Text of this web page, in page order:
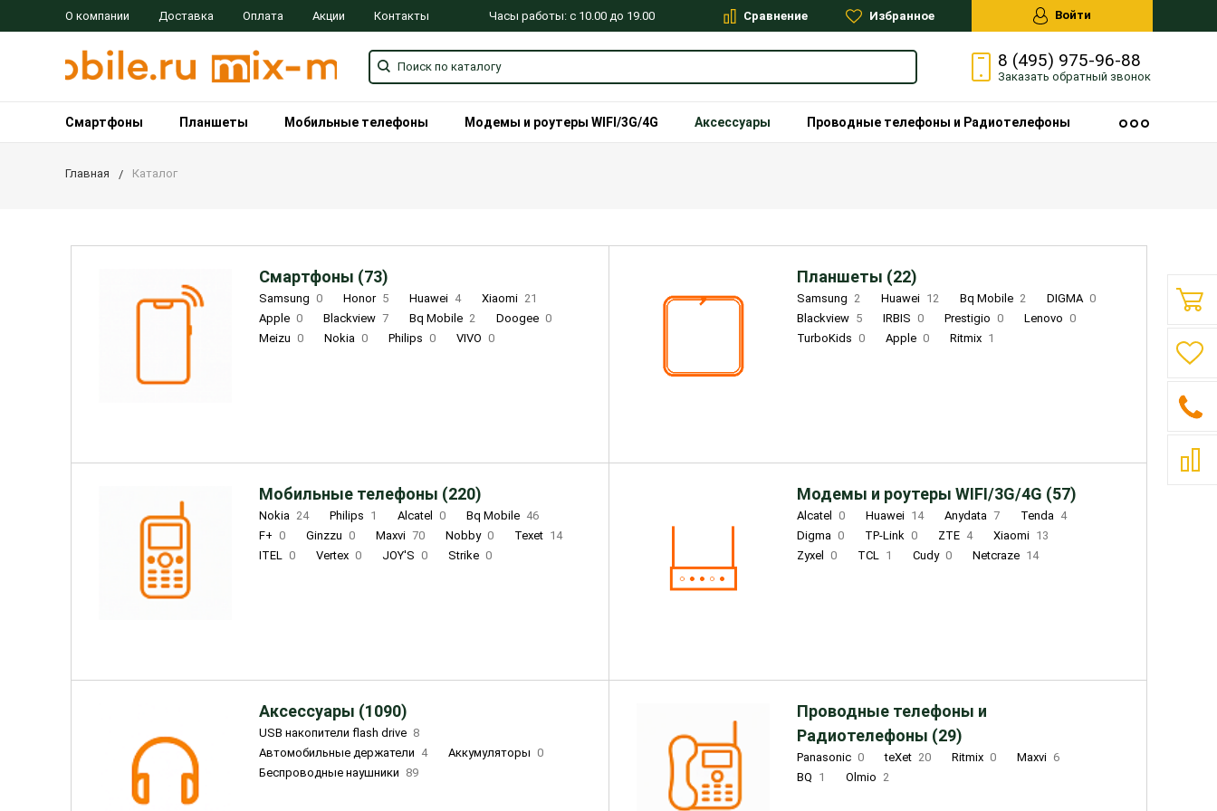
О компании Доставка Оплата Акции Контакты Часы работы: с 10.00 до 19.00 Сравнение Избранное Войти
8 (495) 975-96-88
Заказать обратный звонок
Смартфоны Планшеты Мобильные телефоны Модемы и роутеры WIFI/3G/4G Аксессуары Проводные телефоны и Радиотелефоны
Главная Каталог
Смартфоны (73)
Samsung 0 Honor 5 Huawei 4 Xiaomi 21
Apple 0 Blackview 7 Bq Mobile 2 Doogee 0
Meizu 0 Nokia 0 Philips 0 VIVO 0
Планшеты (22)
Samsung 2 Huawei 12 Bq Mobile 2 DIGMA 0
Blackview 5 IRBIS 0 Prestigio 0 Lenovo 0
TurboKids 0 Apple 0 Ritmix 1
Мобильные телефоны (220)
Nokia 24 Philips 1 Alcatel 0 Bq Mobile 46
F+ 0 Ginzzu 0 Maxvi 70 Nobby 0 Texet 14
ITEL 0 Vertex 0 JOY'S 0 Strike 0
Модемы и роутеры WIFI/3G/4G (57)
Alcatel 0 Huawei 14 Anydata 7 Tenda 4
Digma 0 TP-Link 0 ZTE 4 Xiaomi 13
Zyxel
0 TCL 1 Cudy 0 Netcraze 14
Аксессуары (1090)
USB накопители flash drive 8
Автомобильные держатели 4 Аккумуляторы 0
Беспроводные наушники 89
Проводные телефоны и
Радиотелефоны (29)
Panasonic 0 teXet 20 Ritmix 0 Maxvi 6
BQ 1 Olmio 2